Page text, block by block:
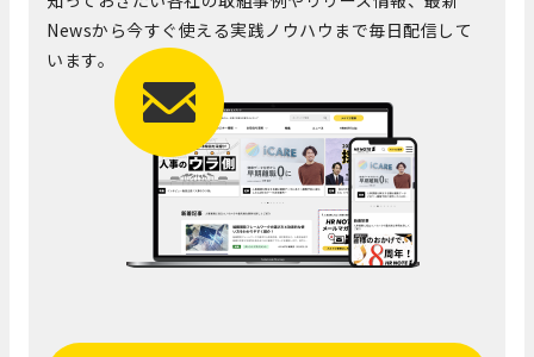
Newsから今すぐ使える実践ノウハウまで毎日配信して
います。